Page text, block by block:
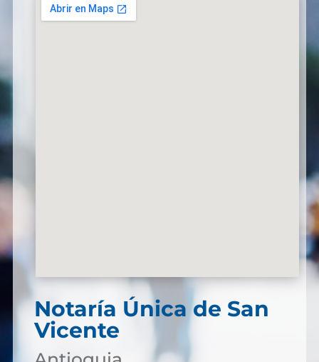
Notaría Única de San
Vicente